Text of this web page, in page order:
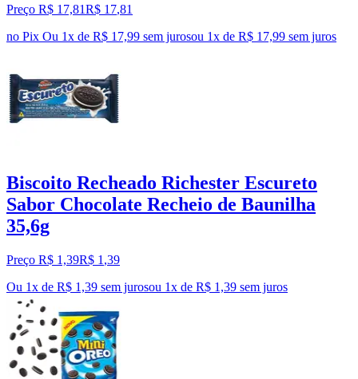
Preço R$ 17,81R$ 17,81
no Pix Ou 1x de R$ 17,99 sem jurosou 1x de R$ 17,99 sem juros
Biscoito Recheado Richester Escureto
Sabor Chocolate Recheio de Baunilha
35,6g
Preço R$ 1,39R$ 1 ,39
Ou 1x de R$ 1,39 sem jurosou 1x de R$ 1,39 sem juros